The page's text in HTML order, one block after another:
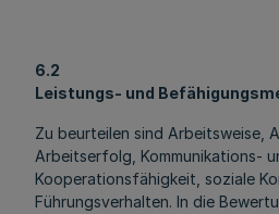
6.2
Leistungs- und
Zu beurteilen sind Arbeitsweise,
Arbeitserfolg, Kommunikations-
Kooperationsfähigkeit, soziale
Führungsverhalten. In die